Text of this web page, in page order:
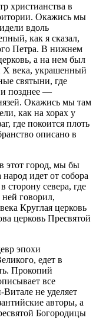
христианства в
Окажись мы
вдоль
как я сказал,
Петра. В нижнем
а на нем был
X века, украшенный
святыни, где
и позднее —
Окажись мы там
как на хорах у
где покоится плоть
описано в
этот город, мы бы
идет от собора
сторону севера, где
ней говорил,
Круглая церковь
церковь Пресвятой
эпохи
едет в
Прокопий
все
не уделяет
авторы, а
Богородицы